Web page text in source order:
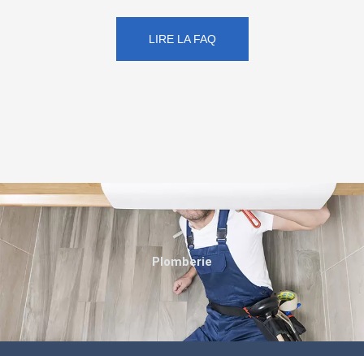
LIRE LA FAQ
Plomberie